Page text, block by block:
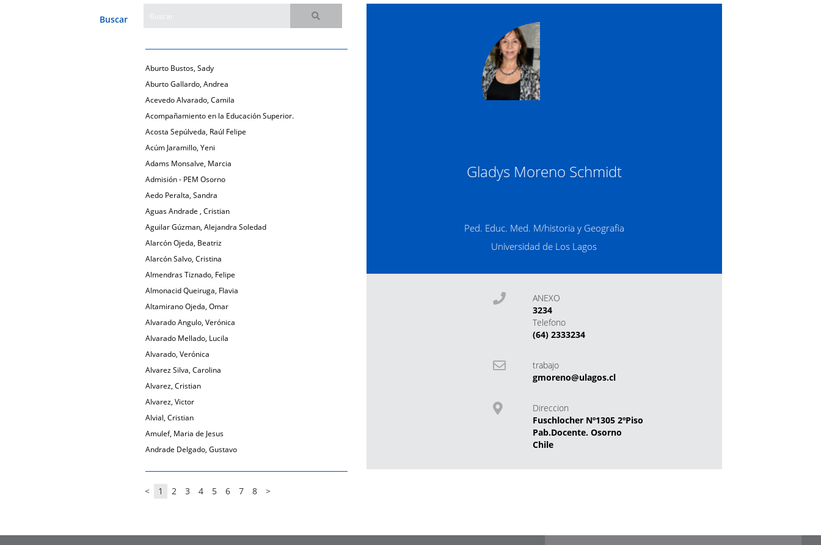
Buscar
Aburto Bustos, Sady
Aburto Gallardo, Andrea
Acevedo Alvarado, Camila
Acompañamiento en la Educación Superior.
Acosta Sepúlveda, Raúl Felipe
Acúm Jaramillo, Yeni
Adams Monsalve, Marcia
Admisión - PEM Osorno
Aedo Peralta, Sandra
Aguas Andrade , Cristian
Aguilar Gúzman, Alejandra Soledad
Alarcón Ojeda, Beatriz
Alarcón Salvo, Cristina
Almendras Tiznado, Felipe
Almonacid Queiruga, Flavia
Altamirano Ojeda, Omar
Alvarado Angulo, Verónica
Alvarado Mellado, Lucila
Alvarado, Verónica
Alvarez Silva, Carolina
Alvarez, Cristian
Alvarez, Victor
Alvial, Cristian
Amulef, Maria de Jesus
Andrade Delgado, Gustavo
< 1 2 3 4 5 6 7 8 >
Gladys Moreno Schmidt
Ped. Educ. Med. M/historia y Geografia
Universidad de Los Lagos
ANEXO
3234
Telefono
(64) 2333234
trabajo
gmoreno@ulagos.cl
Direccion
Fuschlocher Nº1305 2ºPiso
Pab.Docente. Osorno
Chile